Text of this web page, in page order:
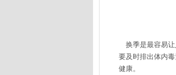
换季是最容易让
要及时排出体内
健康。